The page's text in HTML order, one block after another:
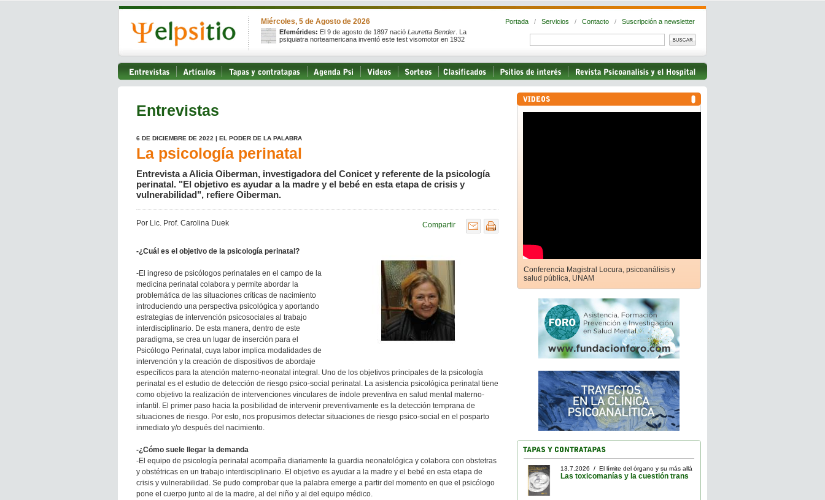
Miércoles, 5 de Agosto de 2026
Efemérides: El 9 de agosto de 1897 nació Lauretta Bender . La
psiquiatra norteamericana inventó este test visomotor en 1932
Portada / Servicios / Contacto / Suscripción a newsletter
Entrevistas
6 DE DICIEMBRE DE 2022 | EL PODER DE LA PALABRA
La psicología perinatal
Entrevista a Alicia Oiberman, investigadora del Conicet y referente de la psicología
perinatal. "El objetivo es ayudar a la madre y el bebé en esta etapa de crisis y
vulnerabilidad", refiere Oiberman.
Por Lic. Prof. Carolina Duek Compartir
-¿Cuál es el objetivo de la psicología perinatal?
-El ingreso de psicólogos perinatales en el campo de la
medicina perinatal colabora y permite abordar la
problemática de las situaciones críticas de nacimiento
introduciendo una perspectiva psicológica y aportando
estrategias de intervención psicosociales al trabajo
interdisciplinario. De esta manera, dentro de este
paradigma, se crea un lugar de inserción para el
Psicólogo Perinatal, cuya labor implica modalidades de
intervención y la creación de dispositivos de abordaje
específicos para la atención materno-neonatal integral. Uno de los objetivos principales de la psicología
perinatal es el estudio de detección de riesgo psico-social perinatal. La asistencia psicológica perinatal tiene
como objetivo la realización de intervenciones vinculares de índole preventiva en salud mental materno-
infantil. El primer paso hacia la posibilidad de intervenir preventivamente es la detección temprana de
situaciones de riesgo. Por esto, nos propusimos detectar situaciones de riesgo psico-social en el posparto
inmediato y/o después del nacimiento.
-¿Cómo suele llegar la demanda
-El equipo de psicología perinatal acompaña diariamente la guardia neonatológica y colabora con obstetras
y obstétricas en un trabajo interdisciplinario. El objetivo es ayudar a la madre y el bebé en esta etapa de
crisis y vulnerabilidad. Se pudo comprobar que la palabra emerge a partir del momento en que el psicólogo
pone el cuerpo junto al de la madre, al del niño y al del equipo médico.
Conferencia Magistral Locura, psicoanálisis y
salud pública, UNAM
13.7.2026 / El límite del órgano y su más allá
Las toxicomanías y la cuestión trans